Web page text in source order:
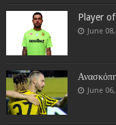
Player of
June
June